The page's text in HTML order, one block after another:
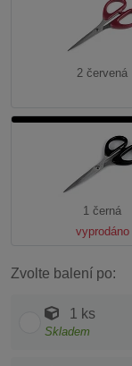
2 červená
1 černá
vyprodáno
Zvolte balení po:
1 ks
Skladem